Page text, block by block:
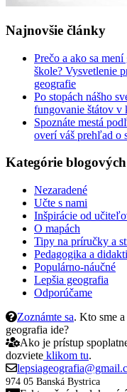
Najnovšie články
Prečo a ako sa
škole? Vysvetlenie
geografie
Po stopách nášho
fungovanie štátov v
Spoznáte mestá
overí váš prehľad o
Kategórie
Nezaradené
Učte s nami
Inšpirácie od
O mapách
Tipy na príručky a
Pedagogika a
Populárno-náučné
Lepšia geografia
Odporúčame
Zoznámte sa. Kto sme
geografia ide?
Ako je prístup
dozviete klikom tu.
974 05 Banská Bystrica